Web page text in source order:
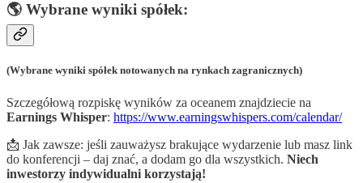
🌎 Wybrane wyniki spółek:
(Wybrane wyniki spółek notowanych na rynkach zagranicznych)
Szczegółową rozpiskę wyników za oceanem znajdziecie na
Earnings Whisper: https://www.earningswhispers.com/calendar/
📩 Jak zawsze: jeśli zauważysz brakujące wydarzenie lub masz link
do konferencji – daj znać, a dodam go dla wszystkich. Niech
inwestorzy indywidualni korzystają!